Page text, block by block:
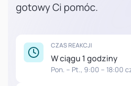
gotowy Ci pomóc.
CZAS REAKCJI
W ciągu 1 godziny
Pon. – Pt., 9:00 – 18:00